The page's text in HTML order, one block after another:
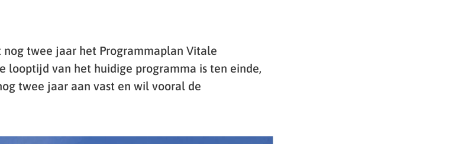
twee jaar het Programmaplan Vitale
looptijd van het huidige programma is ten einde,
twee jaar aan vast en wil vooral de